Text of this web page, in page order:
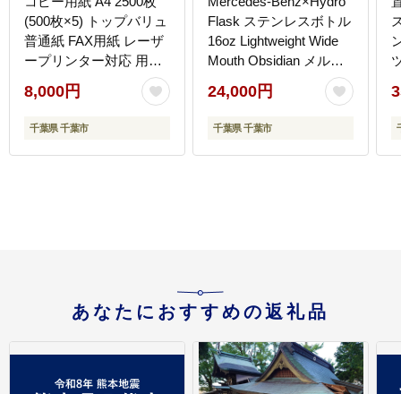
(500枚×5) トップバリュ
普通紙 FAX用紙 レーザ
ープリンター対応 用紙
消耗品 千葉市
8,000円
千葉県 千葉市
Flask ステンレスボトル
16oz Lightweight Wide
Mouth Obsidian メルセ
デス ベンツ メルセデ
ス・ベンツ Mercedes-
Benz
24,000円
千葉県 千葉市
あなたにおすすめの返礼品